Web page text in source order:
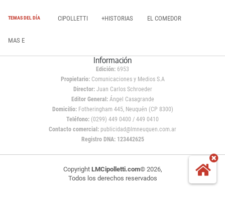
TEMAS DEL DÍA CIPOLLETTI +HISTORIAS EL COMEDOR
MAS E
Información
Edición: 6953
Propietario:Comunicaciones y Medios S.A
Director: Juan Carlos Schroeder
Editor General:Ángel Casagrande
Domicilio:Fotheringham 445, Neuquén (CP 8300)
Teléfono: (0299) 449 0400 / 449 0410
Contacto comercial: publicidad@lmneuquen.com.ar
Registro DNA: 123442625
Copyright LMCipolletti.com© 2026,
Todos los derechos reservados